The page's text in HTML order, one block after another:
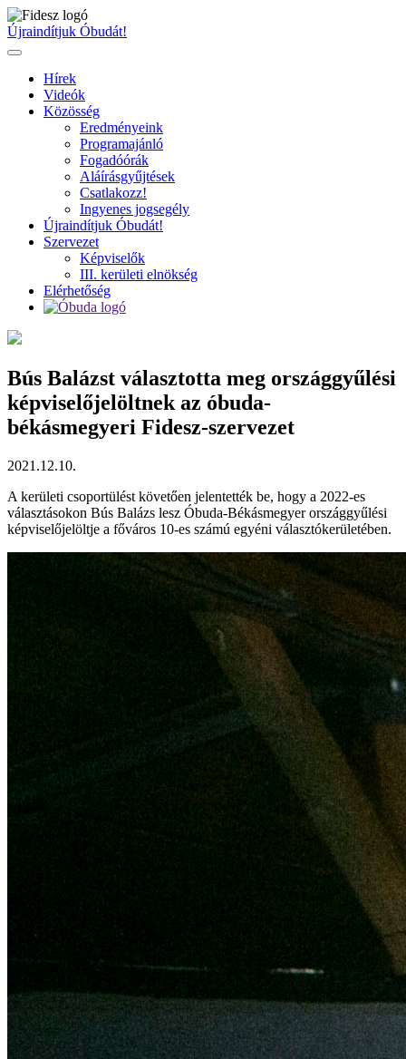
Ugrás
a
tartalomhoz
Újraindítjuk Óbudát!
Hírek
Videók
Közösség
Eredményeink
Programajánló
Fogadóórák
Aláírásgyűjtések
Csatlakozz!
Ingyenes jogsegély
Újraindítjuk Óbudát!
Szervezet
Képviselők
III. kerületi elnökség
Elérhetőség
Bús Balázst választotta meg országgyűlési
képviselőjelöltnek az óbuda-
békásmegyeri Fidesz-szervezet
2021.12.10.
A kerületi csoportülést követően jelentették be, hogy a 2022-es
választásokon Bús Balázs lesz Óbuda-Békásmegyer országgyűlési
képviselőjelöltje a főváros 10-es számú egyéni választókerületében.